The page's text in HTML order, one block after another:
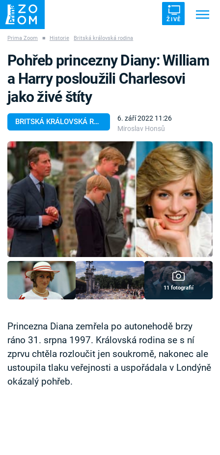
ŽIVĚ
ZÁHADY VETŘELCI DÁVNOVĚKU
Témata
Témata
Pořady
TV Program
Časopis
Sledujte prima+
Přihlášení
Sledujte nás
Prima Zoom ■ Historie Britská královská rodina
BRITSKÁ KRÁLOVSKÁ RODINA
6. září 2022 11:26
Miroslav Honsů
Pohřeb princezny Diany: William
a Harry posloužili Charlesovi
jako živé štíty
11 fotografií
Princezna Diana zemřela po autonehodě brzy
ráno 31. srpna 1997. Královská rodina se s ní
zprvu chtěla rozloučit jen soukromě, nakonec ale
ustoupila tlaku veřejnosti a uspořádala v Londýně
okázalý pohřeb.